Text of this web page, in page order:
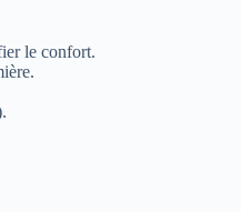
le confort.